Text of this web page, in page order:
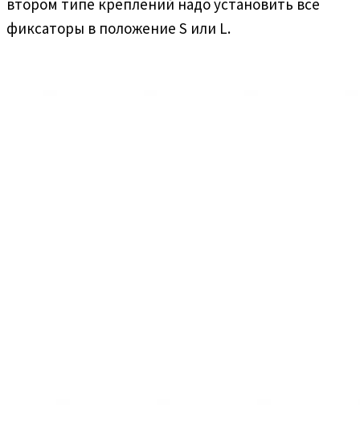
фиксаторы в положение S или L.